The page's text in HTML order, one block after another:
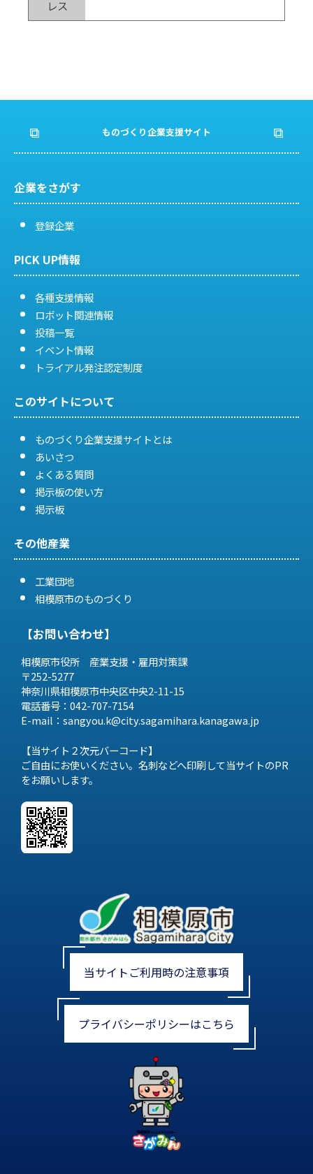
レス
ものづくり企業支援サイト
企業をさがす
登録企業
PICK UP情報
各種支援情報
ロボット関連情報
投稿一覧
イベント情報
トライアル発注認定制度
このサイトについて
ものづくり企業支援サイトとは
あいさつ
よくある質問
掲示板の使い方
掲示板
その他産業
工業団地
相模原市のものづくり
【お問い合わせ】
相模原市役所 産業支援・雇用対策課
〒252-5277
神奈川県相模原市中央区中央2-11-15
電話番号：042-707-7154
E-mail：sangyou.k@city.sagamihara.kanagawa.jp
【当サイト２次元バーコード】
ご自由にお使いください。名刺などへ印刷して当サイトのPR
をお願いします。
当サイトご利用時の注意事項
プライバシーポリシーはこちら